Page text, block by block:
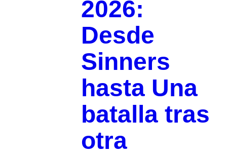
2026:
Desde
Sinners
hasta Una
batalla tras
otra